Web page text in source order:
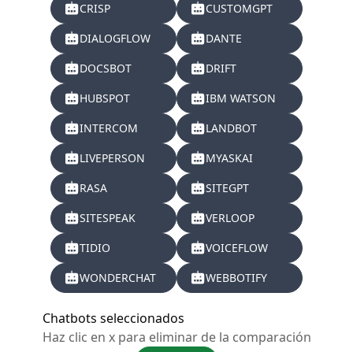
CRISP
CUSTOMGPT
DIALOGFLOW
DANTE
DOCSBOT
DRIFT
HUBSPOT
IBM WATSON
INTERCOM
LANDBOT
LIVEPERSON
MYASKAI
RASA
SITEGPT
SITESPEAK
VERLOOP
TIDIO
VOICEFLOW
WONDERCHAT
WEBBOTIFY
Chatbots seleccionados
Haz clic en x para eliminar de la comparación